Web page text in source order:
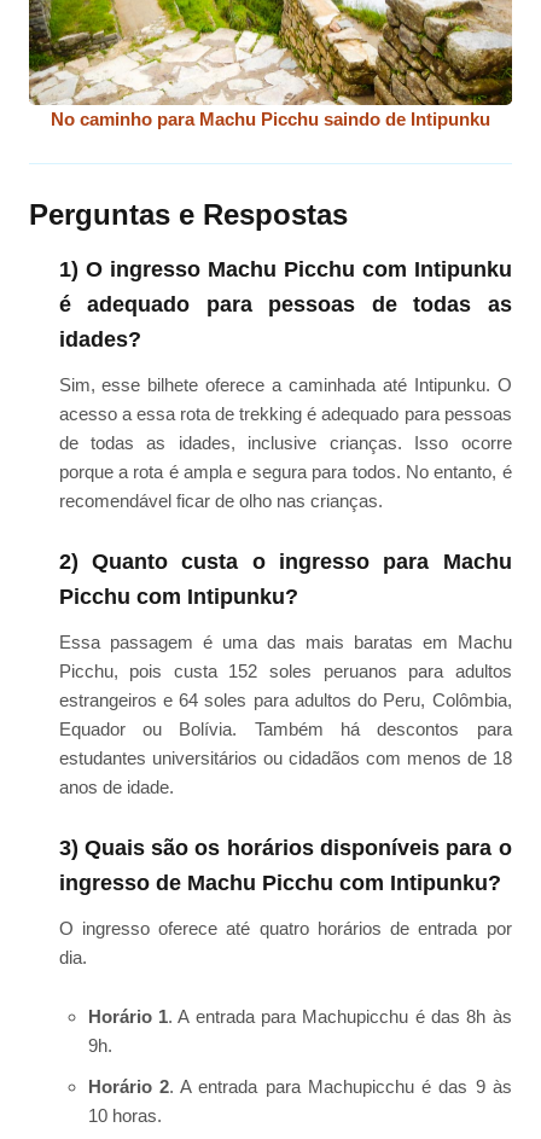
No caminho para Machu Picchu saindo de Intipunku
Perguntas e Respostas
1) O ingresso Machu Picchu com Intipunku
é adequado para pessoas de todas as
idades?
Sim, esse bilhete oferece a caminhada até Intipunku. O
acesso a essa rota de trekking é adequado para pessoas
de todas as idades, inclusive crianças. Isso ocorre
porque a rota é ampla e segura para todos. No entanto, é
recomendável ficar de olho nas crianças.
2) Quanto custa o ingresso para Machu
Picchu com Intipunku?
Essa passagem é uma das mais baratas em Machu
Picchu, pois custa 152 soles peruanos para adultos
estrangeiros e 64 soles para adultos do Peru, Colômbia,
Equador ou Bolívia. Também há descontos para
estudantes universitários ou cidadãos com menos de 18
anos de idade.
3) Quais são os horários disponíveis para o
ingresso de Machu Picchu com Intipunku?
O ingresso oferece até quatro horários de entrada por
dia.
Horário 1. A entrada para Machupicchu é das 8h às
9h.
Horário 2. A entrada para Machupicchu é das 9 às
10 horas.